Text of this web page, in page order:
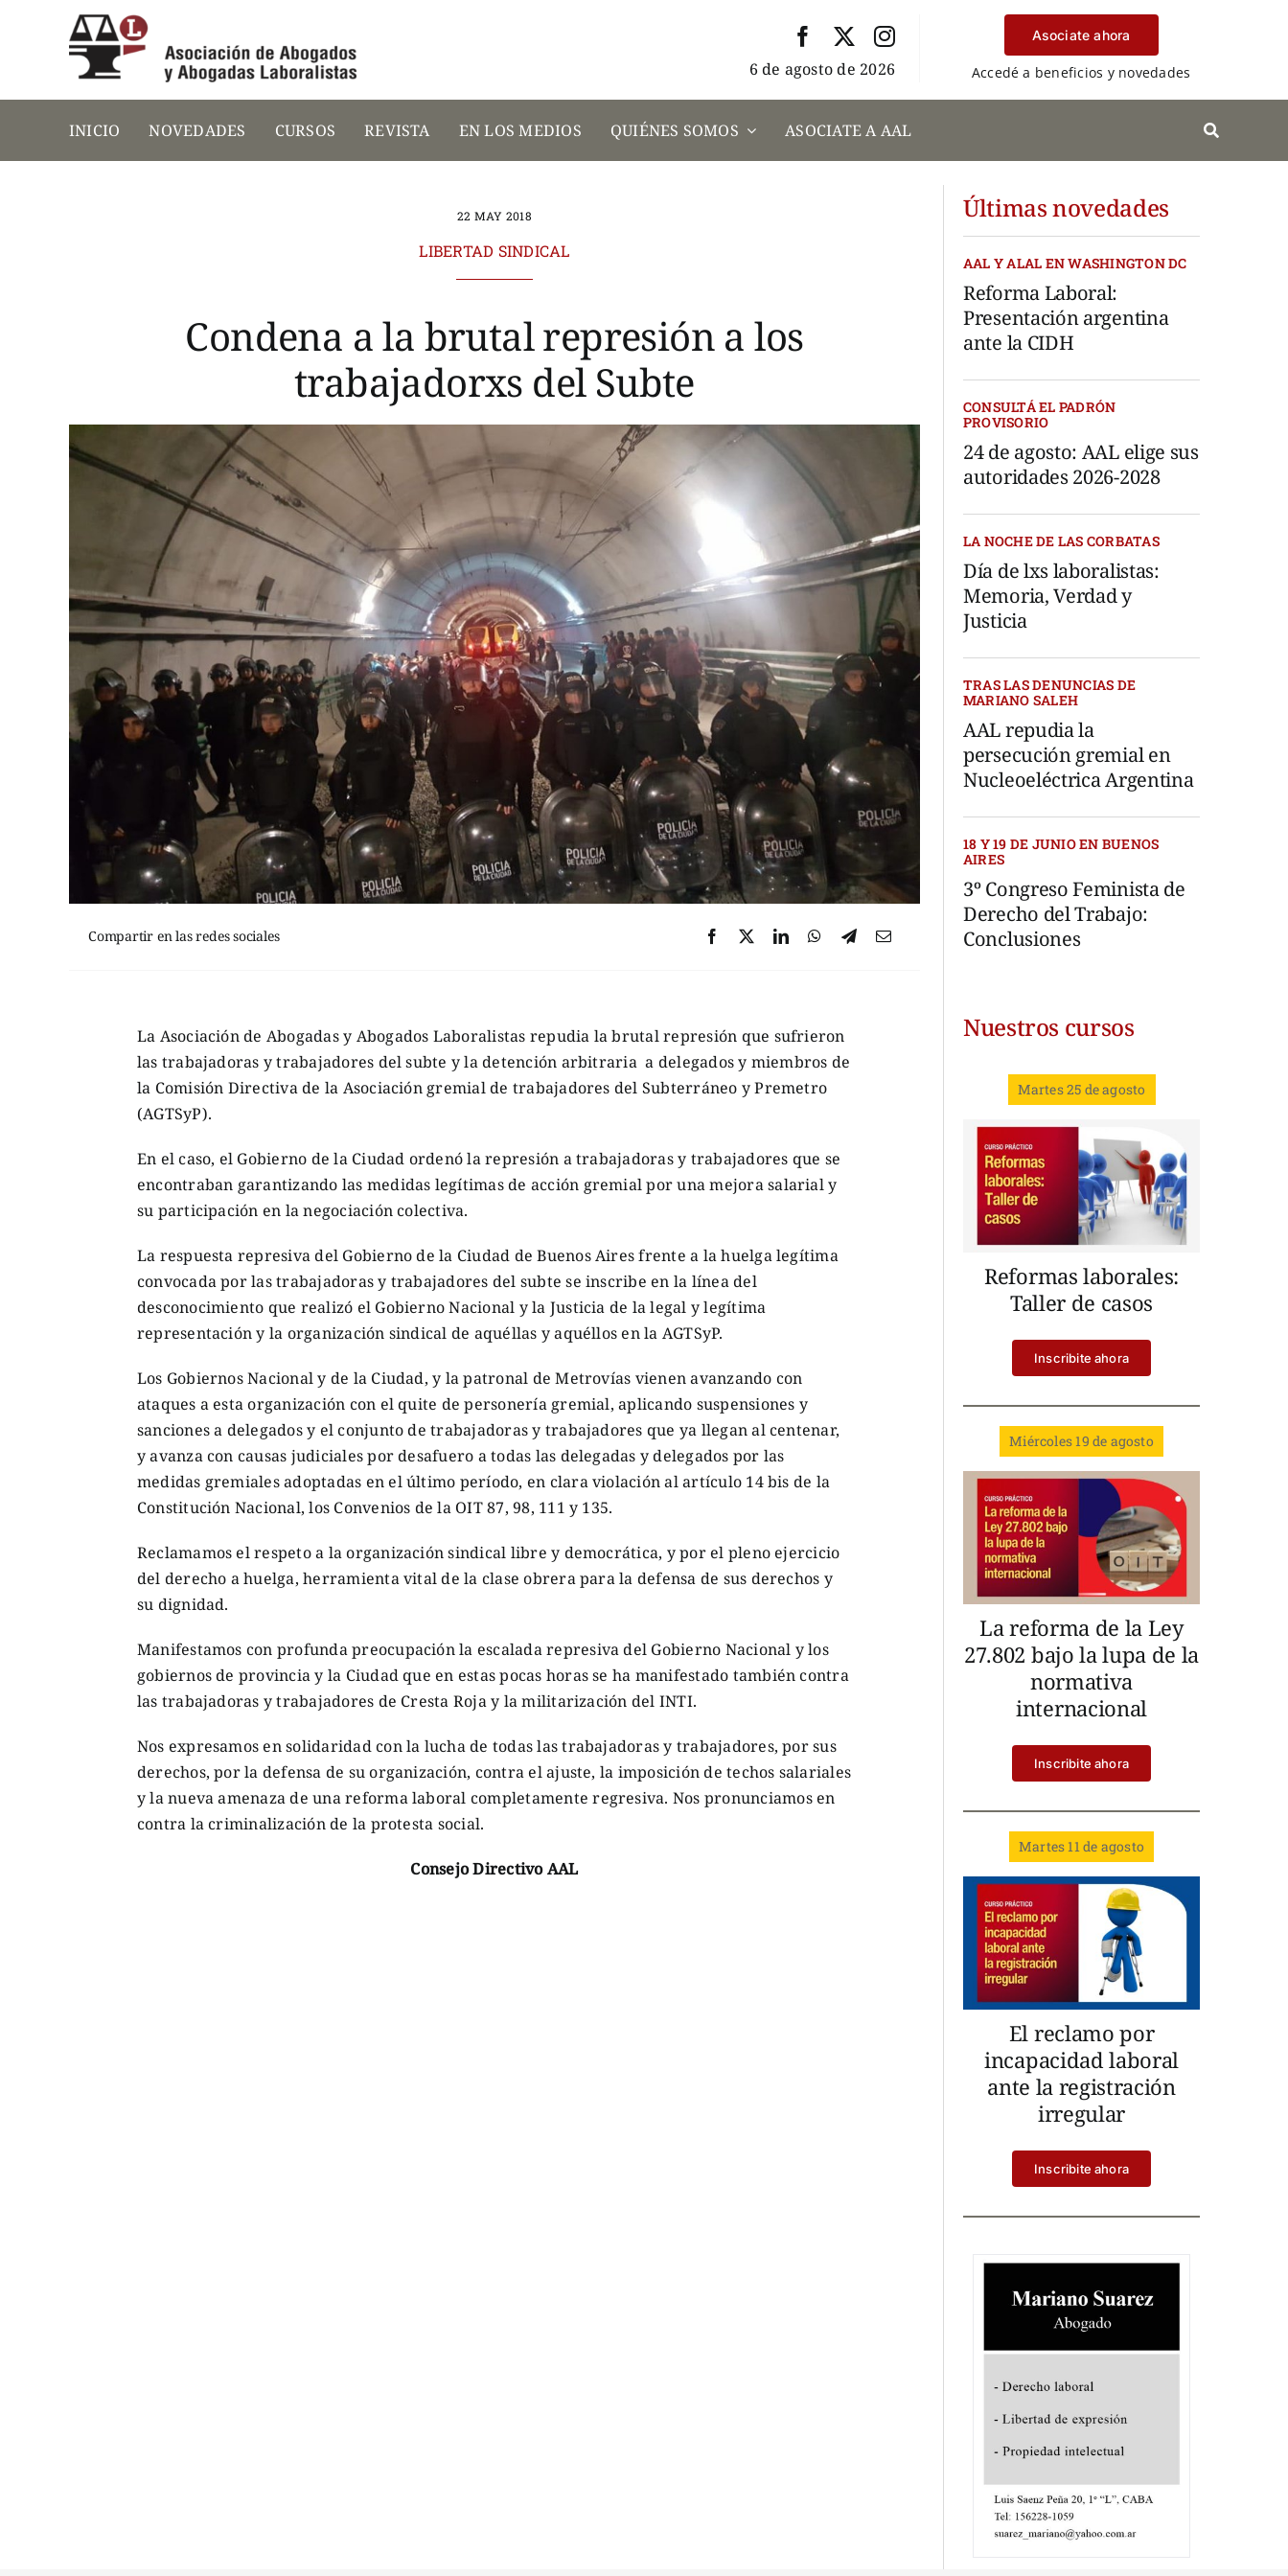
6 de agosto de 2026
Asociate ahora
Accedé a beneficios y novedades
INICIO NOVEDADES CURSOS REVISTA EN LOS MEDIOS QUIÉNES SOMOS ASOCIATE A AAL
22 MAY 2018
LIBERTAD SINDICAL
Condena a la brutal represión a los
trabajadorxs del Subte
Compartir en las redes sociales
La Asociación de Abogadas y Abogados Laboralistas repudia la brutal represión que sufrieron
las trabajadoras y trabajadores del subte y la detención arbitraria a delegados y miembros de
la Comisión Directiva de la Asociación gremial de trabajadores del Subterráneo y Premetro
(AGTSyP).
En el caso, el Gobierno de la Ciudad ordenó la represión a trabajadoras y trabajadores que se
encontraban garantizando las medidas legítimas de acción gremial por una mejora salarial y
su participación en la negociación colectiva.
La respuesta represiva del Gobierno de la Ciudad de Buenos Aires frente a la huelga legítima
convocada por las trabajadoras y trabajadores del subte se inscribe en la línea del
desconocimiento que realizó el Gobierno Nacional y la Justicia de la legal y legítima
representación y la organización sindical de aquéllas y aquéllos en la AGTSyP.
Los Gobiernos Nacional y de la Ciudad, y la patronal de Metrovías vienen avanzando con
ataques a esta organización con el quite de personería gremial, aplicando suspensiones y
sanciones a delegados y el conjunto de trabajadoras y trabajadores que ya llegan al centenar,
y avanza con causas judiciales por desafuero a todas las delegadas y delegados por las
medidas gremiales adoptadas en el último período, en clara violación al artículo 14 bis de la
Constitución Nacional, los Convenios de la OIT 87, 98, 111 y 135.
Reclamamos el respeto a la organización sindical libre y democrática, y por el pleno ejercicio
del derecho a huelga, herramienta vital de la clase obrera para la defensa de sus derechos y
su dignidad.
Manifestamos con profunda preocupación la escalada represiva del Gobierno Nacional y los
gobiernos de provincia y la Ciudad que en estas pocas horas se ha manifestado también contra
las trabajadoras y trabajadores de Cresta Roja y la militarización del INTI.
Nos expresamos en solidaridad con la lucha de todas las trabajadoras y trabajadores, por sus
derechos, por la defensa de su organización, contra el ajuste, la imposición de techos salariales
y la nueva amenaza de una reforma laboral completamente regresiva. Nos pronunciamos en
contra la criminalización de la protesta social.
Consejo Directivo AAL
Últimas novedades
AAL Y ALAL EN WASHINGTON DC
Reforma Laboral:
Presentación argentina
ante la CIDH
CONSULTÁ EL PADRÓN
PROVISORIO
24 de agosto: AAL elige sus
autoridades 2026-2028
LA NOCHE DE LAS CORBATAS
Día de lxs laboralistas:
Memoria, Verdad y
Justicia
TRAS LAS DENUNCIAS DE
MARIANO SALEH
AAL repudia la
persecución gremial en
Nucleoeléctrica Argentina
18 Y 19 DE JUNIO EN BUENOS
AIRES
3º Congreso Feminista de
Derecho del Trabajo:
Conclusiones
Nuestros cursos
Martes 25 de agosto
Reformas laborales:
Taller de casos
Inscribite ahora
Miércoles 19 de agosto
La reforma de la Ley
27.802 bajo la lupa de la
normativa
internacional
Inscribite ahora
Martes 11 de agosto
El reclamo por
incapacidad laboral
ante la registración
irregular
Inscribite ahora